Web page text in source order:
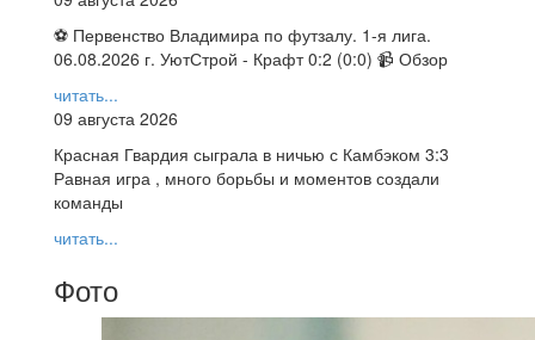
⚽ Первенство Владимира по футзалу. 1-я лига.
06.08.2026 г. УютСтрой - Крафт 0:2 (0:0) 📹 Обзор
читать...
09 августа 2026
Красная Гвардия сыграла в ничью с Камбэком 3:3
Равная игра , много борьбы и моментов создали
команды
читать...
Фото